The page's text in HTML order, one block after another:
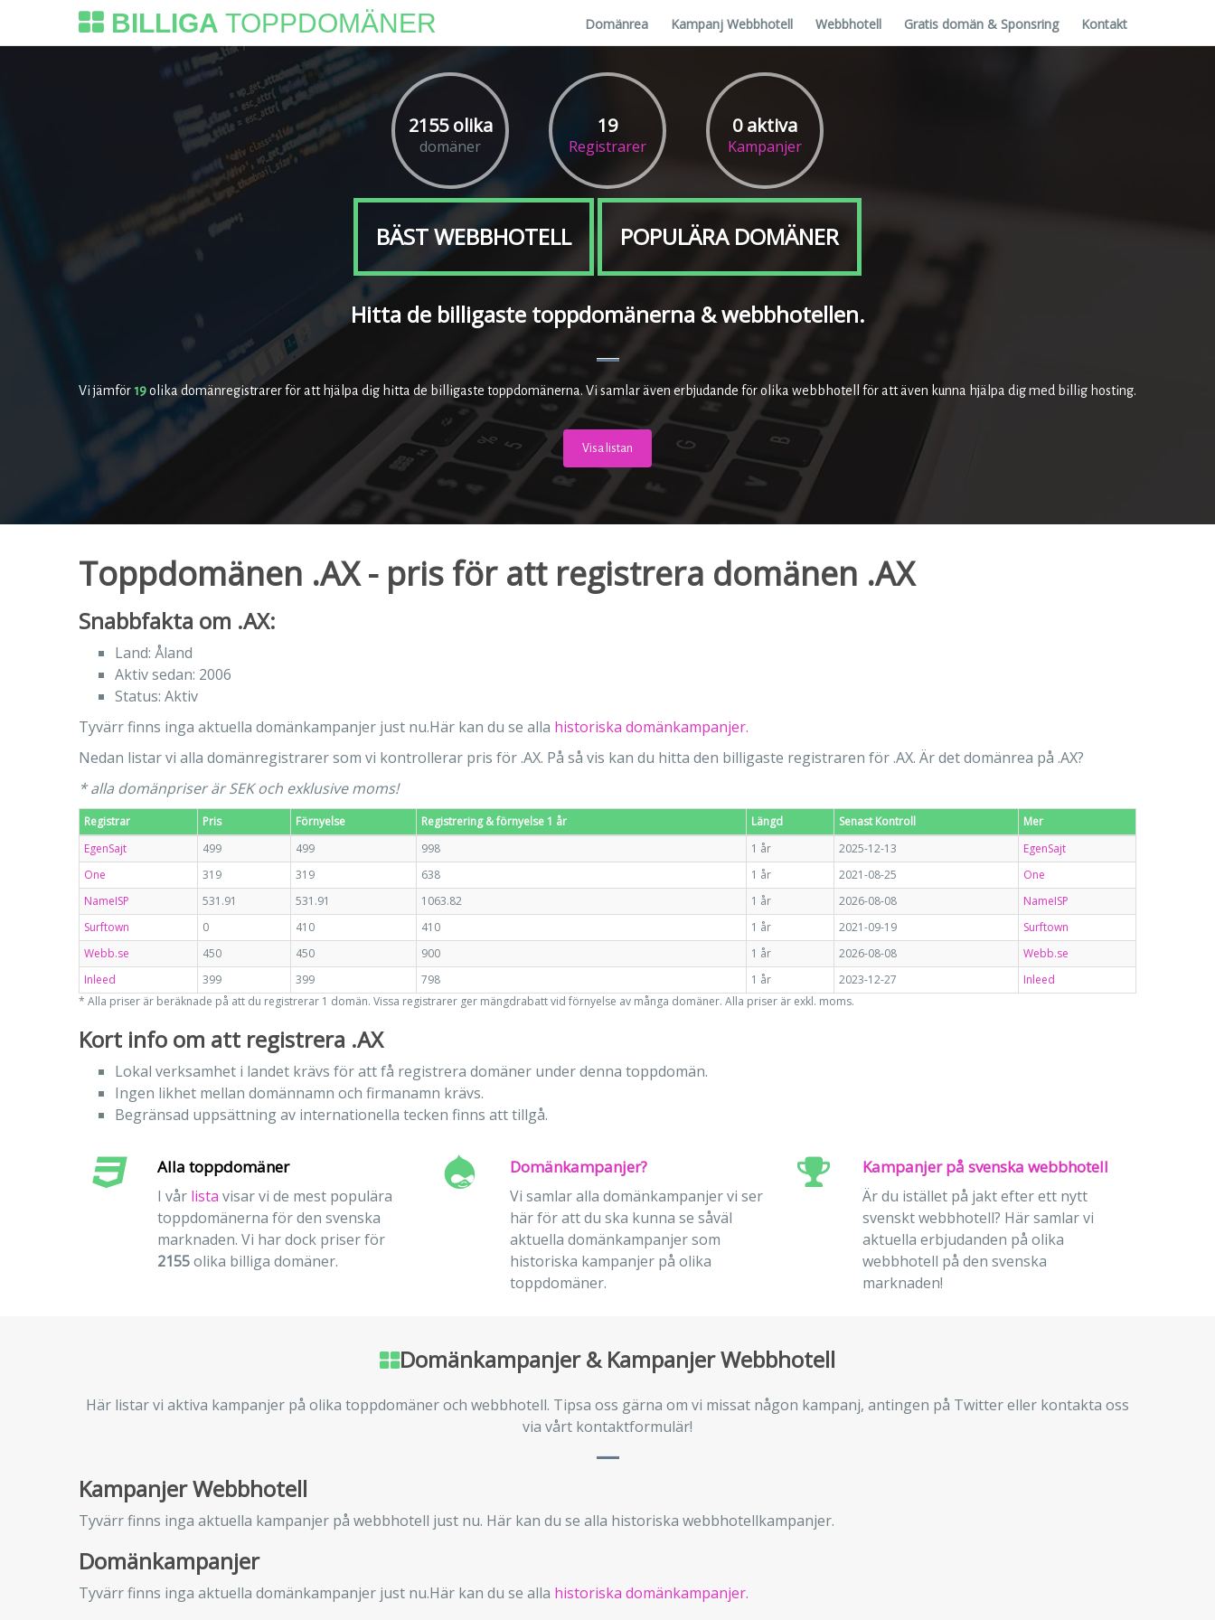
BILLIGA TOPPDOMÄNER Domänrea Kampanj Webbhotell Webbhotell Gratis domän & Sponsring Kontakt
2155 olika
domäner
19
Registrarer
0 aktiva
Kampanjer
BÄST WEBBHOTELL POPULÄRA DOMÄNER
Hitta de billigaste toppdomänerna & webbhotellen.
Vi jämför19olika domänregistrarer för att hjälpa dig hitta de billigaste toppdomänerna. Vi samlar även erbjudande för olika webbhotell för att även kunna hjälpa dig med billig hosting.
Visa listan
Toppdomänen .AX - pris för att registrera domänen .AX
Snabbfakta om .AX:
Land: Åland
Aktiv sedan: 2006
Status: Aktiv
Tyvärr finns inga aktuella domänkampanjer just nu.Här kan du se alla historiska domänkampanjer.
Nedan listar vi alla domänregistrarer som vi kontrollerar pris för .AX. På så vis kan du hitta den billigaste registraren för .AX. Är det domänrea på .AX?
* alla domänpriser är SEK och exklusive moms!
Registrar Pris Förnyelse Registrering & förnyelse 1 år Längd Senast Kontroll
Mer
EgenSajt
499 499 998 1 år 2025-12-13
EgenSajt
One
319 319 638 1 år 2021-08-25
One
NameISP
531.91 531.91 1063.82 1 år 2026-08-08
NameISP
Surftown
0 410 410 1 år 2021-09-19
Surftown
Webb.se
450 450 900 1 år 2026-08-08
Webb.se
Inleed
399 399 798 1 år 2023-12-27
Inleed
* Alla priser är beräknade på att du registrerar 1 domän. Vissa registrarer ger mängdrabatt vid förnyelse av många domäner. Alla priser är exkl. moms.
Kort info om att registrera .AX
Lokal verksamhet i landet krävs för att få registrera domäner under denna toppdomän.
Ingen likhet mellan domännamn och firmanamn krävs.
Begränsad uppsättning av internationella tecken finns att tillgå.
Alla toppdomäner
I vår lista visar vi de mest populära
toppdomänerna för den svenska
marknaden. Vi har dock priser för
2155olika billiga domäner.
Domänkampanjer?
Vi samlar alla domänkampanjer vi ser
här för att du ska kunna se såväl
aktuella domänkampanjer som
historiska kampanjer på olika
toppdomäner.
Kampanjer på svenska webbhotell
Är du istället på jakt efter ett nytt
svenskt webbhotell? Här samlar vi
aktuella erbjudanden på olika
webbhotell på den svenska
marknaden!
Domänkampanjer & Kampanjer Webbhotell
Här listar vi aktiva kampanjer på olika toppdomäner och webbhotell. Tipsa oss gärna om vi missat någon kampanj, antingen på Twitter eller kontakta oss
via vårt kontaktformulär!
Kampanjer Webbhotell
Tyvärr finns inga aktuella kampanjer på webbhotell just nu. Här kan du se alla historiska webbhotellkampanjer.
Domänkampanjer
Tyvärr finns inga aktuella domänkampanjer just nu.Här kan du se alla historiska domänkampanjer.